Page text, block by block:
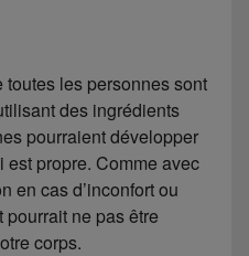
toutes les personnes sont
des ingrédients
pourraient développer
propre. Comme avec
en cas d’inconfort ou
pourrait ne pas être
corps.